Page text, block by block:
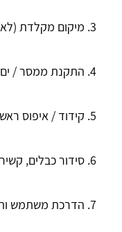
מיקום מקלדת (לא
התקנת ממסר / ים,
קידוד / איפוס
סידור כבלים,
הדרכת משתמש